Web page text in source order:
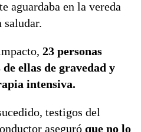
aguardaba en la vereda
saludar.
23 personas
ellas de gravedad y
intensiva.
testigos del
aseguró que no lo